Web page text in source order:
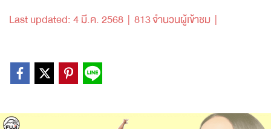
Last updated: 4 มี.ค. 2568 | 813 จำนวนผู้เข้าชม |